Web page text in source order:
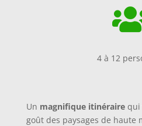
4 à 12
Un magnifique itinérairequi
goût des paysages de haute